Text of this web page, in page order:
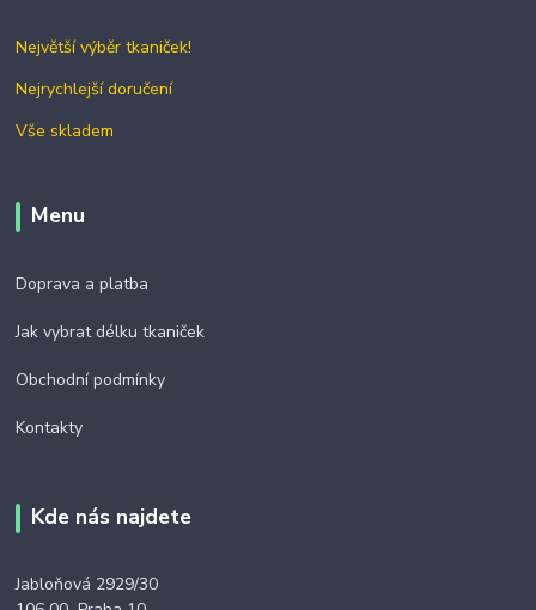
Největší výběr tkaniček!
Nejrychlejší doručení
Vše skladem
Menu
Doprava a platba
Jak vybrat délku tkaniček
Obchodní podmínky
Kontakty
Kde nás najdete
Jabloňová 2929/30